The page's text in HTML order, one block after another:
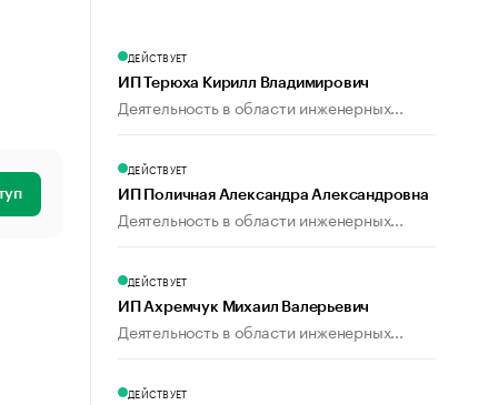
ДЕЙСТВУЕТ
ИП Терюха Кирилл Владимирович
Деятельность в области инженерных...
ДЕЙСТВУЕТ
ИП Поличная Александра Александровна
Деятельность в области инженерных...
ДЕЙСТВУЕТ
ИП Ахремчук Михаил Валерьевич
Деятельность в области инженерных...
ДЕЙСТВУЕТ